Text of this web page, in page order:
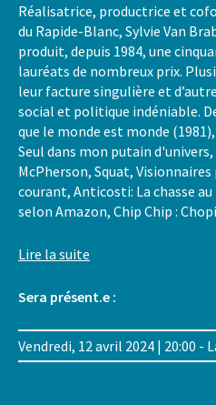
Réalisatrice, productrice et
du Rapide-Blanc, Sylvie Van
produit, depuis 1984, une
lauréats de nombreux prix.
leur facture singulière et
social et politique indéniable.
que le monde est monde
Seul dans mon putain d'univers,
McPherson, Squat,
courant, Anticosti: La chasse
selon Amazon, Chip Chip :
Lire la suite
Sera présent.e :
Vendredi, 12 avril 2024 | 20:00 -